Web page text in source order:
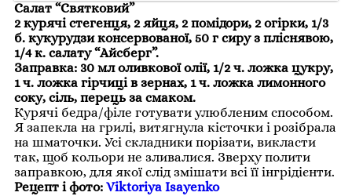
Салат “Святковий”
2 курячі стегенця, 2 яйця, 2 помідори, 2 огірки, 1/3
б. кукурудзи консервованої, 50 г сиру з пліснявою,
1/4 к. салату “Айсберг”.
Заправка: 30 мл оливкової олії, 1/2 ч. ложка цукру,
1 ч. ложка гірчиці в зернах, 1 ч. ложка лимонного
соку, сіль, перець за смаком.
Курячі бедра/філе готувати улюбленим способом.
Я запекла на грилі, витягнула кісточки і розібрала
на шматочки. Усі складники порізати, викласти
так, щоб кольори не зливалися. Зверху полити
заправкою, для якої слід змішати всі її інгрідієнти.
Рецепт і фото: Viktoriya Isayenko